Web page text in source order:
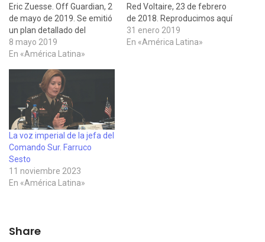
Eric Zuesse. Off Guardian, 2
de mayo de 2019. Se emitió
un plan detallado del
COMANDO SUR DE
ESTADOS UNIDOS con
2018 con el título "PLAN
PARA DERRIBAR LA
DICTADURA VENEZOLANA‘
MASTERSTROKE ’” y se
presenta…
8 mayo 2019
En «América Latina»
Red Voltaire, 23 de febrero
de 2018. Reproducimos aquí
el Plan del Jefe del
Comando Sur de los EEUU,
31 enero 2019
En «América Latina»
La voz imperial de la jefa del
Comando Sur. Farruco
Sesto
11 noviembre 2023
En «América Latina»
Share